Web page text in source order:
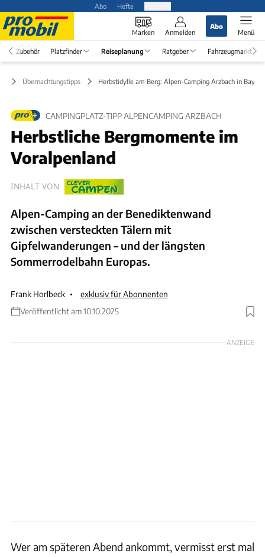
Abo Hefte
Marken Anmelden
Abo
Menü
Zubehör Platzfinder Reiseplanung Ratgeber Fahrzeugmarkt
Übernachtungstipps Herbstidylle am Berg: Alpen-Camping Arzbach in Bayern
CAMPINGPLATZ-TIPP ALPENCAMPING ARZBACH
Herbstliche Bergmomente im
Voralpenland
INHALT VON
Alpen-Camping an der Benediktenwand
zwischen versteckten Tälern mit
Gipfelwanderungen – und der längsten
Sommerrodelbahn Europas.
Frank Horlbeck
exklusiv für Abonnenten
Veröffentlicht am 10.10.2025
Foto: Frank Horlbeck
ANZEIGE
Wer am späteren Abend ankommt, vermisst erst mal